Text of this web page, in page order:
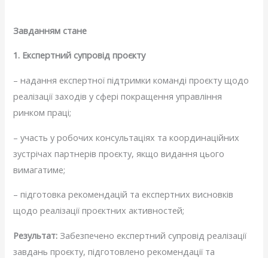
Завданням стане
1. Експертний супровід проєкту
– надання експертної підтримки команді проєкту щодо
реалізації заходів у сфері покращення управління
ринком праці;
– участь у робочих консультаціях та координаційних
зустрічах партнерів проєкту, якщо видання цього
вимагатиме;
– підготовка рекомендацій та експертних висновків
щодо реалізації проєктних активностей;
Результат: Забезпечено експертний супровід реалізації
завдань проєкту, підготовлено рекомендації та